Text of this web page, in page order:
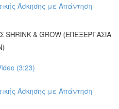
Άσκησης με Απάντηση
& GROW (ΕΠΕΞΕΡΓΑΣΙΑ
(3:23)
Άσκησης με Απάντηση